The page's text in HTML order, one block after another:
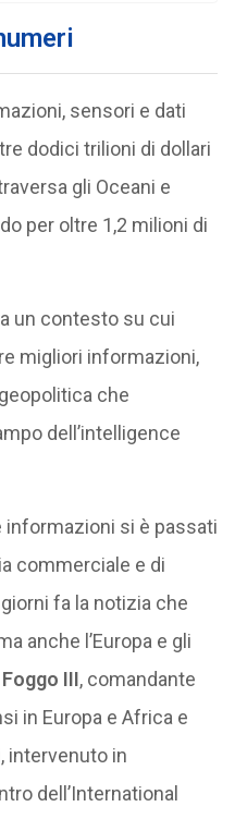
sensori e dati
dodici trilioni di dollari
gli Oceani e
per oltre 1,2 milioni di
un contesto su cui
migliori informazioni,
che
dell’intelligence
informazioni si è passati
commerciale e di
fa la notizia che
anche l’Europa e gli
III, comandante
in Europa e Africa e
intervenuto in
dell’International